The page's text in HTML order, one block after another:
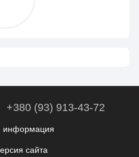
+380 (93) 913-43-72
информация
сайта